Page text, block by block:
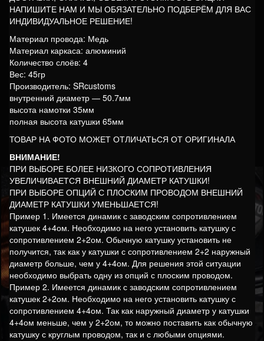
НАПИШИТЕ НАМ И МЫ ОБЯЗАТЕЛЬНО ПОДБЕРЁМ ДЛЯ ВАС
ИНДИВИДУАЛЬНОЕ РЕШЕНИЕ!
Материал провода: Медь
Материал каркаса: алюминий
Количество слоёв: 4
Вес: 45гр
Производитель: SRcustoms
внутренний диаметр — 50.7мм
высота намотки 35мм
полная высота катушки 65мм
ТОВАР НА ФОТО МОЖЕТ ОТЛИЧАТЬСЯ ОТ ОРИГИНАЛА
ВНИМАНИЕ!
ПРИ ВЫБОРЕ БОЛЕЕ НИЗКОГО СОПРОТИВЛЕНИЯ
УВЕЛИЧИВАЕТСЯ ВНЕШНИЙ ДИАМЕТР КАТУШКИ!
ПРИ ВЫБОРЕ ОПЦИЙ С ПЛОСКИМ ПРОВОДОМ ВНЕШНИЙ
ДИАМЕТР КАТУШКИ УМЕНЬШАЕТСЯ!
Пример 1. Имеется динамик с заводским сопротивлением
катушек 4+4ом. Необходимо на него установить катушку с
сопротивлением 2+2ом. Обычную катушку установить не
получится, так как у катушки с сопротивлением 2+2 наружный
диаметр больше, чем у 4+4ом. Для решения этой ситуации
необходимо выбрать одну из опций с плоским проводом.
Пример 2. Имеется динамик с заводским сопротивлением
катушек 2+2ом. Необходимо на него установить катушку с
сопротивлением 4+4ом. Так как наружный диаметр у катушки
4+4ом меньше, чем у 2+2ом, то можно поставить как обычную
катушку с круглым проводом, так и с любыми опциями.